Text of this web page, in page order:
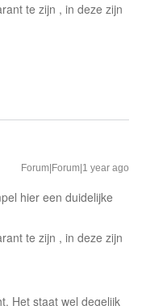
te zijn , in deze zijn
Forum|Forum|1 year ago
hier een duidelijke
te zijn , in deze zijn
Het staat wel degelijk